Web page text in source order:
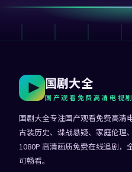
国剧大全
国产观看免费高清电视
国剧大全专注国产观看免费高清
古装历史、谍战悬疑、家庭伦理
1080P 高清画质免费在线追剧，
可畅看。